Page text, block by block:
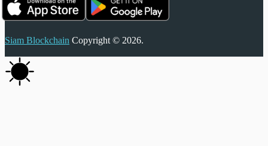
Siam Blockchain Copyright © 2026.